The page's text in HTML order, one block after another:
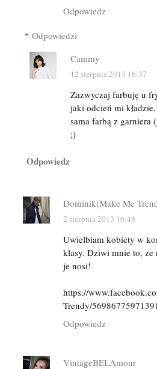
Odpowiedz
Odpowiedzi
Cammy
12 sierpnia 2013 16:37
Zazwyczaj farbuję u
jaki odcień mi
sama farbą z garniera
;)
Odpowiedz
Dominik(Make Me
2 sierpnia 2013 16:48
Uwielbiam kobiety w
klasy. Dziwi mnie to, ze
je nosi!
https://
Trendy/
Odpowiedz
VintageBELAmour